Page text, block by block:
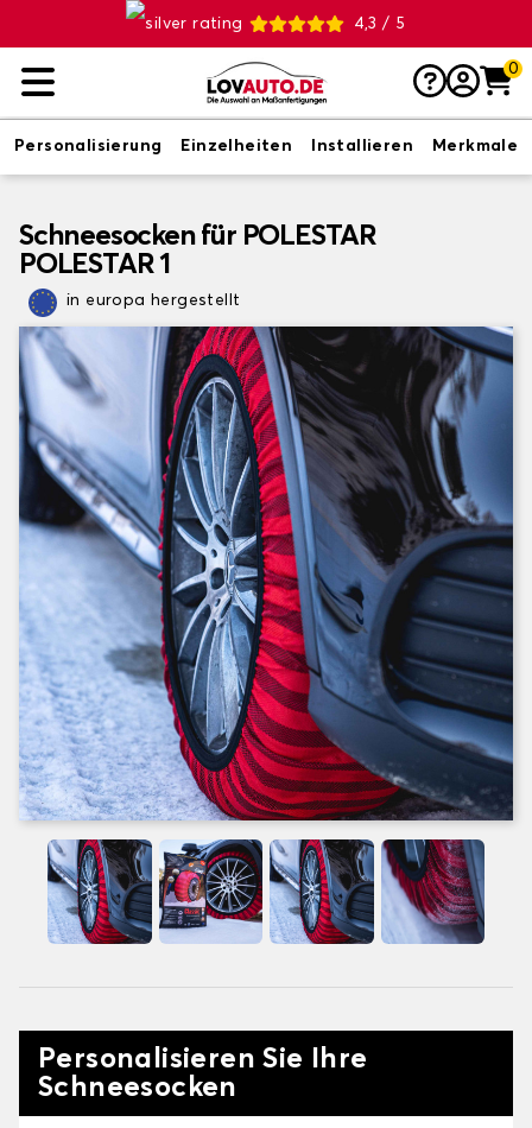
4,3 / 5
0
Personalisierung Einzelheiten Installieren Merkmale
Schneesocken für POLESTAR
POLESTAR 1
in europa hergestellt
Personalisieren Sie Ihre
Schneesocken